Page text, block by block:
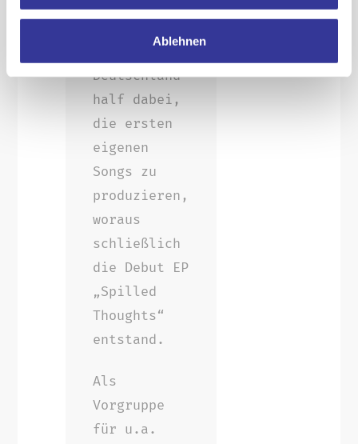
Ablehnen
Deutschland
half dabei,
die ersten
eigenen
Songs zu
produzieren,
woraus
schließlich
die Debut EP
„Spilled
Thoughts“
entstand.
Als
Vorgruppe
für u.a.